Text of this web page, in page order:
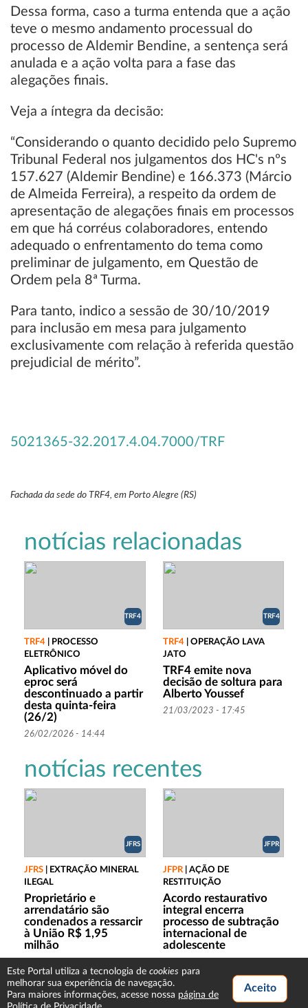
Dessa forma, caso a turma entenda que a ação
teve o mesmo andamento processual do
processo de Aldemir Bendine, a sentença será
anulada e a ação volta para a fase das
alegações finais.
Veja a íntegra da decisão:
“Considerando o quanto decidido pelo Supremo
Tribunal Federal nos julgamentos dos HC's nºs
157.627 (Aldemir Bendine) e 166.373 (Márcio
de Almeida Ferreira), a respeito da ordem de
apresentação de alegações finais em processos
em que há corréus colaboradores, entendo
adequado o enfrentamento do tema como
preliminar de julgamento, em Questão de
Ordem pela 8ª Turma.
Para tanto, indico a sessão de 30/10/2019
para inclusão em mesa para julgamento
exclusivamente com relação à referida questão
prejudicial de mérito”.
5021365-32.2017.4.04.7000/TRF
Fachada da sede do TRF4, em Porto Alegre (RS)
notícias relacionadas
TRF4
TRF4
PROCESSO
ELETRÔNICO
Aplicativo móvel do
eproc será
descontinuado a partir
desta quinta-feira
(26/2)
26/02/2026 - 14:44
TRF4
TRF4| OPERAÇÃO LAVA
JATO
TRF4 emite nova
decisão de soltura para
Alberto Youssef
21/03/2023 - 17:45
notícias recentes
JFRS
JFRS
EXTRAÇÃO MINERAL
ILEGAL
Proprietário e
arrendatário são
condenados a ressarcir
à União R$ 1,95
milhão
07/08/2026 - 17:17
JFPR
JFPR| AÇÃO DE
RESTITUIÇÃO
Acordo restaurativo
integral encerra
processo de subtração
internacional de
adolescente
07/08/2026 - 15:05
Este Portal utiliza a tecnologia de cookies para
melhorar sua experiência de navegação.
Para maiores informações, acesse nossa página de